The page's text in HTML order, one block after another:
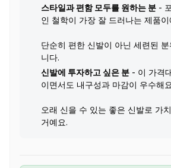
스타일과 편함 모두를 원하는 분 -
인 철학이 가장 잘 드러나는 제품이
단순히 편한 신발이 아닌 세련된
니다.
신발에 투자하고 싶은 분 - 이 가격
이면서도 내구성과 마감이 우수해
오래 신을 수 있는 좋은 신발로 가
거예요.